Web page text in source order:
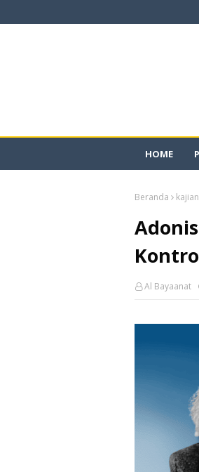
HOME
Beranda
Al Bayaanat